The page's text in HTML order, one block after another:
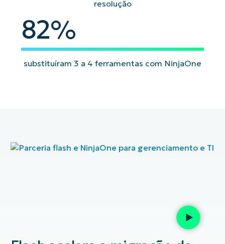
resolução
82
82%
substituíram 3 a 4 ferramentas com NinjaOne